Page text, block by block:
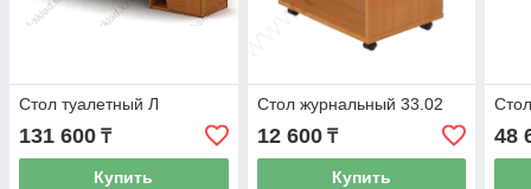
Стол туалетный Л
131 600 ₸
Купить
Стол журнальный 33.02
12 600₸
Купить
48